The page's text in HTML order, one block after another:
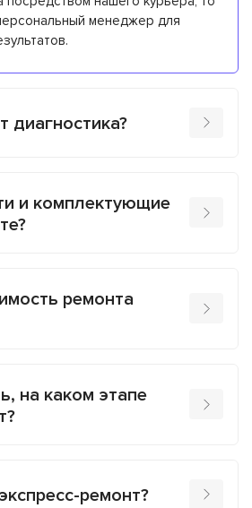
менеджер для
диагностика?
и комплектующие
ремонта
на каком этапе
ремонт?